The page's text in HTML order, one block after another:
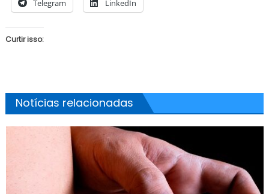
Telegram LinkedIn
Curtir isso:
Notícias relacionadas